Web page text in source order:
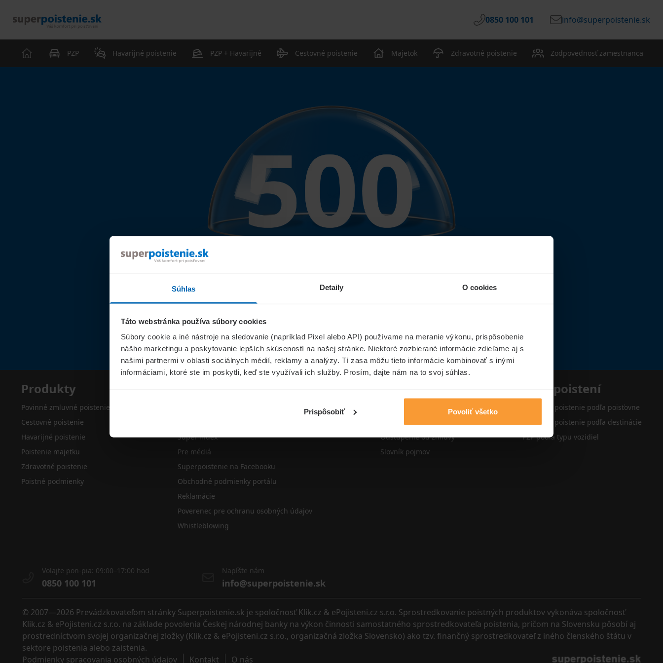
Súhlas Detaily O cookies
Táto webstránka používa súbory cookies
Súbory cookie a iné nástroje na sledovanie (napríklad Pixel alebo API) používame na meranie výkonu, prispôsobenie
nášho marketingu a poskytovanie lepších skúseností na našej stránke. Niektoré zozbierané informácie zdieľame aj s
našimi partnermi v oblasti sociálnych médií, reklamy a analýzy. Tí zasa môžu tieto informácie kombinovať s inými
informáciami, ktoré ste im poskytli, keď ste využívali ich služby. Prosím, dajte nám na to svoj súhlas.
Prispôsobiť Povoliť všetko
0850 100 101 info@superpoistenie.sk
PZP Havarijné poistenie PZP + Havarijné Cestovné poistenie Majetok Zdravotné poistenie Zodpovednosť zamestnanca
Niečo sa pokazilo...
Produkty
Povinné zmluvné poistenie
Cestovné poistenie
Havarijné poistenie
Poistenie majetku
Zdravotné poistenie
Poistné podmienky
Super index
Pre médiá
Superpoistenie na Facebooku
Obchodné podmienky portálu
Reklamácie
Poverenec pre ochranu osobných údajov
Whistleblowing
Poisťovne
Odstúpenie od zmluvy
Slovník pojmov
Typy poistení
Cestovné poistenie podľa poisťovne
Cestovné poistenie podľa destinácie
PZP podľa typu vozidiel
Volajte pon-pia: 09:00–17:00 hod
0850 100 101
Napíšte nám
info@superpoistenie.sk
© 2007—2026 Prevádzkovateľom stránky Superpoistenie.sk je spoločnosť Klik.cz & ePojisteni.cz s.r.o. Sprostredkovanie poistných produktov vykonáva spoločnosť
Klik.cz & ePojisteni.cz s.r.o. na základe povolenia Českej národnej banky na výkon činnosti samostatného sprostredkovateľa poistenia, pričom na Slovensku pôsobí aj
prostredníctvom svojej organizačnej zložky (Klik.cz & ePojisteni.cz s.r.o., organizačná zložka Slovensko) ako tzv. finančný sprostredkovateľ z iného členského štátu v
sektore poistenia alebo zaistenia.
Podmienky spracovania osobných údajov
Kontakt O nás